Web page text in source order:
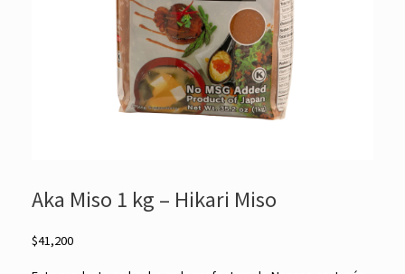
Aka Miso 1 kg – Hikari Miso
$41,200